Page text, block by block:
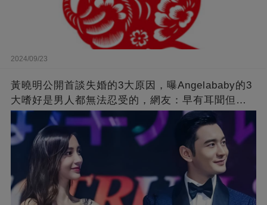
2024/09/23
黃曉明公開首談失婚的3大原因，曝Angelababy的3
大嗜好是男人都無法忍受的，網友：早有耳聞但想
不到那麼嚴重！